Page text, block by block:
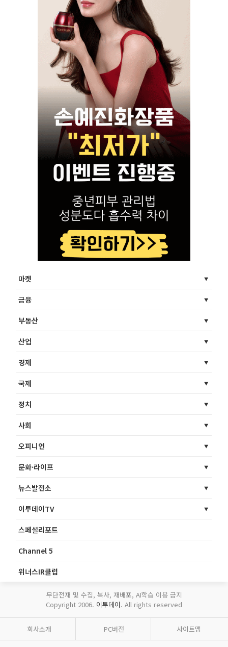
마켓
금융
부동산
산업
경제
국제
정치
사회
오피니언
문화·라이프
뉴스발전소
이투데이TV
스페셜리포트
Channel 5
위너스IR클럽
무단전재 및 수집, 복사, 재배포, AI학습 이용 금지
Copyright 2006. 이투데이. All rights reserved
회사소개 PC버전 사이트맵